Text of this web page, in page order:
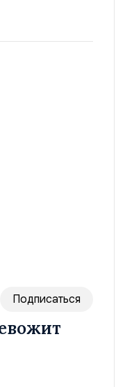
Подписаться